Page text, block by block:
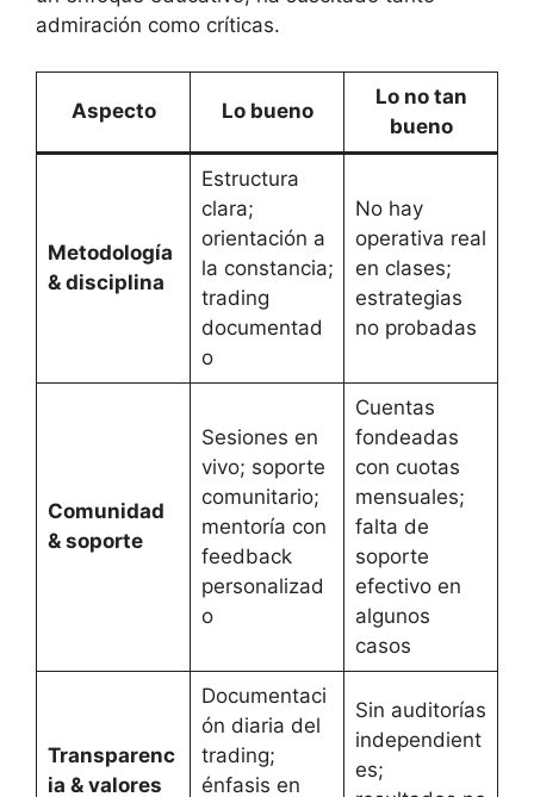
admiración como críticas.
Aspecto Lo bueno
Lo no tan
bueno
Metodología
& disciplina
Estructura
clara;
orientación a
la constancia;
trading
documentad
o
No hay
operativa real
en clases;
estrategias
no probadas
Comunidad
& soporte
Sesiones en
vivo; soporte
comunitario;
mentoría con
feedback
personalizad
o
Cuentas
fondeadas
con cuotas
mensuales;
falta de
soporte
efectivo en
algunos
casos
Transparenc
ia & valores
Documentaci
ón diaria del
trading;
énfasis en
Sin auditorías
independient
es;